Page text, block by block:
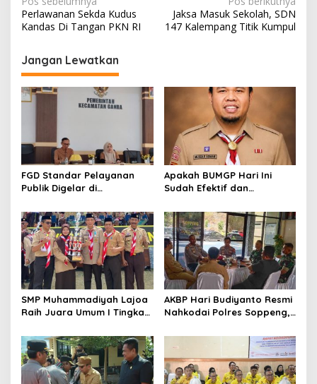
pos
Perlawanan Sekda Kudus
Kandas Di Tangan PKN RI
Jaksa Masuk Sekolah, SDN
147 Kalempang Titik Kumpul
Jangan Lewatkan
FGD Standar Pelayanan
Publik Digelar di
Nurul Azmi Tegaskan
Komitmen Pelayanan
Transparan, Akuntabel,
dan Cepat
Apakah BUMGP Hari Ini
Sudah Efektif dan
Pramuka?
SMP Muhammadiyah Lajoa
Raih Juara Umum I Tingkat
Perkemahan Hari Pramuka
ke-65 Kwarcab Soppeng
AKBP Hari Budiyanto Resmi
Nahkodai Polres Soppeng,
Hadiri Pisah Sambut